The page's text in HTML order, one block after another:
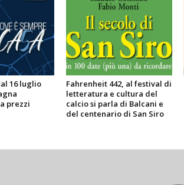
16 luglio
prezzi
Fahrenheit 442, al festival di
letteratura e cultura del
calcio si parla di Balcani e
del centenario di San Siro